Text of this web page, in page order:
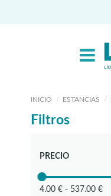
INICIO ESTANCIAS
Filtros
PRECIO
4.00 € - 537.00 €